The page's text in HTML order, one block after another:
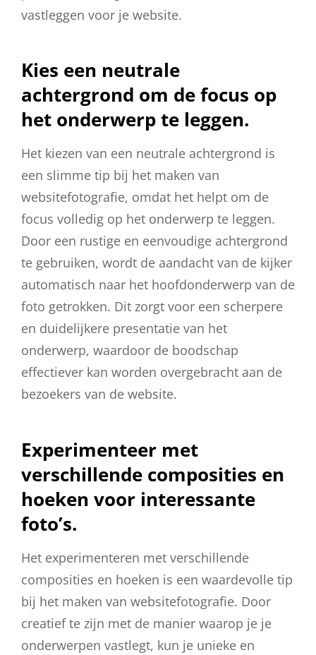
vastleggen voor je website.
Kies een neutrale
achtergrond om de focus op
het onderwerp te leggen.
Het kiezen van een neutrale achtergrond is
een slimme tip bij het maken van
websitefotografie, omdat het helpt om de
focus volledig op het onderwerp te leggen.
Door een rustige en eenvoudige achtergrond
te gebruiken, wordt de aandacht van de kijker
automatisch naar het hoofdonderwerp van de
foto getrokken. Dit zorgt voor een scherpere
en duidelijkere presentatie van het
onderwerp, waardoor de boodschap
effectiever kan worden overgebracht aan de
bezoekers van de website.
Experimenteer met
verschillende composities en
hoeken voor interessante
foto’s.
Het experimenteren met verschillende
composities en hoeken is een waardevolle tip
bij het maken van websitefotografie. Door
creatief te zijn met de manier waarop je je
onderwerpen vastlegt, kun je unieke en